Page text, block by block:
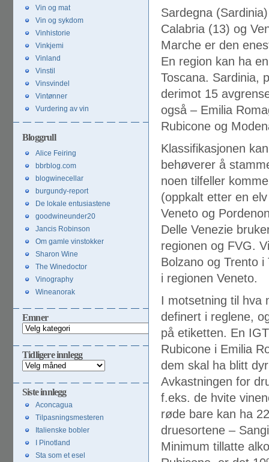
Sardegna
Calabria (13) og
Marche er den
En region kan ha
Toscana. Sardinia,
derimot 15
også – Emilia
Rubicone og
Klassifikasjonen
behøverer å
noen tilfeller
(oppkalt etter en
Veneto og
Delle Venezie
regionen og FVG.
Bolzano og Trento
i regionen Veneto.
I motsetning til hva
definert i reglene,
på etiketten. En
Rubicone i Emilia
dem skal ha blitt
Avkastningen for
f.eks. de hvite
røde bare kan ha
druesortene –
Minimum tillatte
Vin og mat
Vin og sykdom
Vinhistorie
Vinkjemi
Vinland
Vinstil
Vinsvindel
Vintønner
Vurdering av vin
Bloggrull
Alice Feiring
bbrblog.com
blogwinecellar
burgundy-report
De lokale entusiastene
goodwineunder20
Jancis Robinson
Om gamle vinstokker
Sharon Wine
The Winedoctor
Vinography
Wineanorak
Emner
Emner
Tidligere innlegg
Tidligere
innlegg
Siste innlegg
Aconcagua
Tilpasningsmesteren
Italienske bobler
I Pinotland
Sta som et esel